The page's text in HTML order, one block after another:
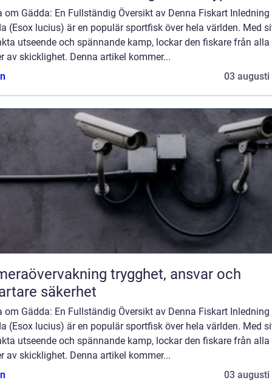
om Gädda: En Fullständig Översikt av Denna Fiskart Inledning
(Esox lucius) är en populär sportfisk över hela världen. Med
utseende och spännande kamp, lockar den fiskare från alla
av skicklighet. Denna artikel kommer...
03 augusti
trygghet, ansvar och
säkerhet
om Gädda: En Fullständig Översikt av Denna Fiskart Inledning
(Esox lucius) är en populär sportfisk över hela världen. Med
utseende och spännande kamp, lockar den fiskare från alla
av skicklighet. Denna artikel kommer...
03 augusti